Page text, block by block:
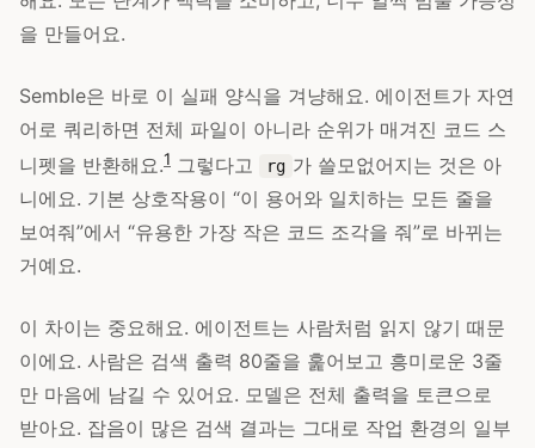
을 만들어요.
Semble은 바로 이 실패 양식을 겨냥해요. 에이전트가 자연
어로 쿼리하면 전체 파일이 아니라 순위가 매겨진 코드 스
니펫을 반환해요.1 그렇다고 rg 가 쓸모없어지는 것은 아
니에요. 기본 상호작용이 “이 용어와 일치하는 모든 줄을
보여줘”에서 “유용한 가장 작은 코드 조각을 줘”로 바뀌는
거예요.
이 차이는 중요해요. 에이전트는 사람처럼 읽지 않기 때문
이에요. 사람은 검색 출력 80줄을 훑어보고 흥미로운 3줄
만 마음에 남길 수 있어요. 모델은 전체 출력을 토큰으로
받아요. 잡음이 많은 검색 결과는 그대로 작업 환경의 일부